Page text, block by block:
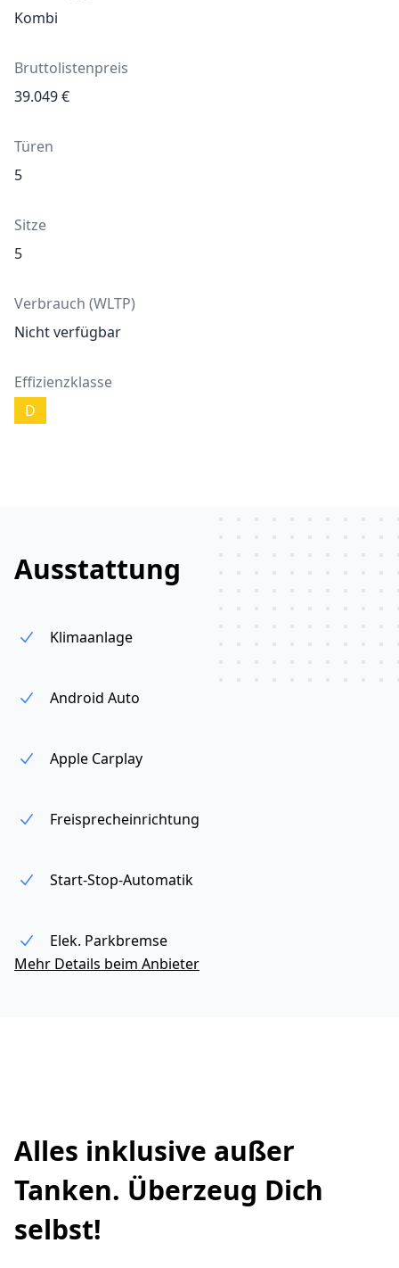
Kombi
Bruttolistenpreis
39.049€
Türen
5
Sitze
5
Verbrauch (WLTP)
Nicht verfügbar
Effizienzklasse
D
Ausstattung
Klimaanlage
Android Auto
Apple Carplay
Freisprecheinrichtung
Start-Stop-Automatik
Elek. Parkbremse
Mehr Details beim Anbieter
Alles inklusive außer
Tanken. Überzeug Dich
selbst!